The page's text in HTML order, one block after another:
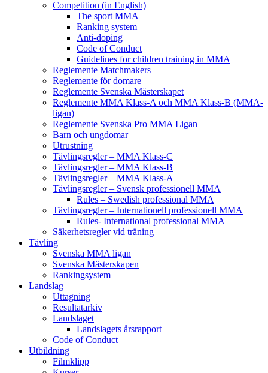
Competition (in English)
The sport MMA
Ranking system
Anti-doping
Code of Conduct
Guidelines for children training in MMA
Reglemente Matchmakers
Reglemente för domare
Reglemente Svenska Mästerskapet
Reglemente MMA Klass-A och MMA Klass-B (MMA-
ligan)
Reglemente Svenska Pro MMA Ligan
Barn och ungdomar
Utrustning
Tävlingsregler – MMA Klass-C
Tävlingsregler – MMA Klass-B
Tävlingsregler – MMA Klass-A
Tävlingsregler – Svensk professionell MMA
Rules – Swedish professional MMA
Tävlingsregler – Internationell professionell MMA
Rules- International professional MMA
Säkerhetsregler vid träning
Tävling
Svenska MMA ligan
Svenska Mästerskapen
Rankingsystem
Landslag
Uttagning
Resultatarkiv
Landslaget
Landslagets årsrapport
Code of Conduct
Utbildning
Filmklipp